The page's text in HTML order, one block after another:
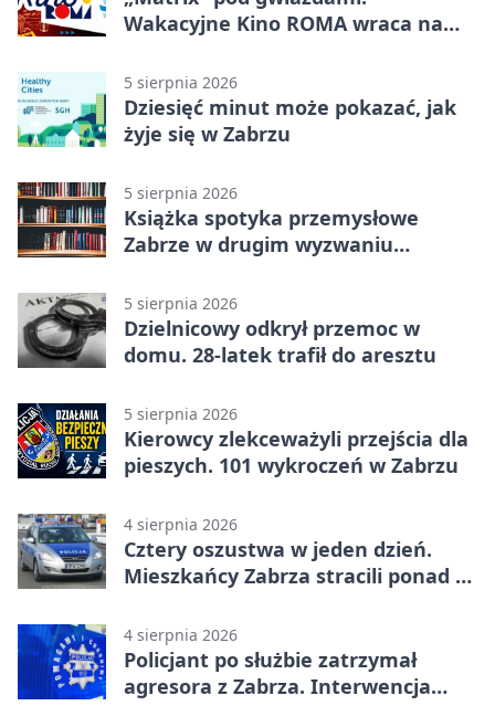
Wakacyjne Kino ROMA wraca na
5 sierpnia 2026
Dziesięć minut może pokazać, jak
żyje się w Zabrzu
5 sierpnia 2026
Książka spotyka przemysłowe
Zabrze w drugim wyzwaniu
5 sierpnia 2026
Dzielnicowy odkrył przemoc w
domu. 28-latek trafił do aresztu
5 sierpnia 2026
Kierowcy zlekceważyli przejścia dla
pieszych. 101 wykroczeń w Zabrzu
4 sierpnia 2026
Cztery oszustwa w jeden dzień.
Mieszkańcy Zabrza stracili ponad 6
4 sierpnia 2026
Policjant po służbie zatrzymał
agresora z Zabrza. Interwencja